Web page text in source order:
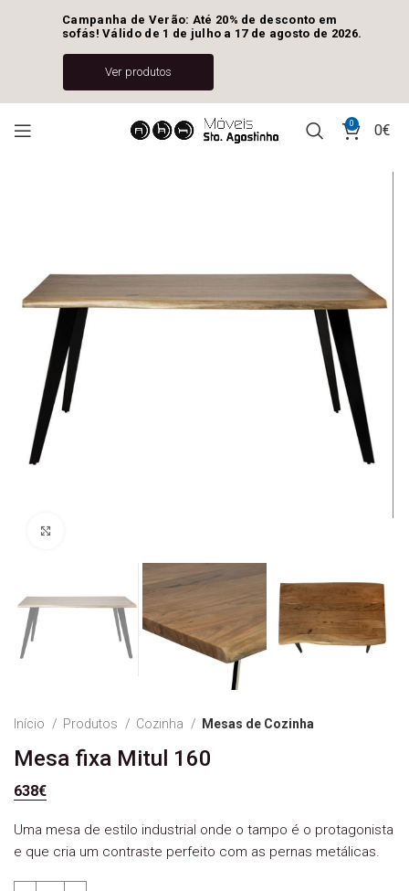
0 0€
Início Produtos Cozinha Mesas de Cozinha
Mesa fixa Mitul 160
638€
Uma mesa de estilo industrial onde o tampo é o protagonista
e que cria um contraste perfeito com as pernas metálicas.
Campanha de Verão: Até 20% de desconto em
sofás! Válido de 1 de julho a 17 de agosto de 2026.
Ver produtos